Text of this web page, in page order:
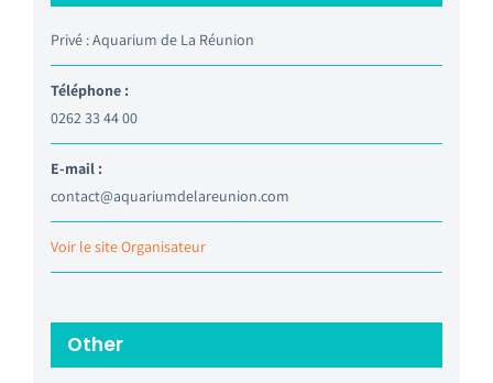
Privé : Aquarium de La Réunion
Téléphone :
0262 33 44 00
E-mail :
contact@aquariumdelareunion.com
Voir le site Organisateur
Other